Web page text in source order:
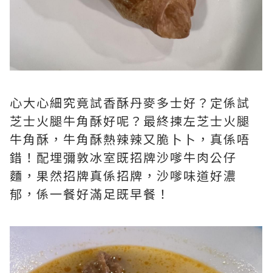
心大心細究竟試香酥丹麥多士好？定係試
芝士火腿牛角酥好呢？最終揀左芝士火腿
牛角酥，牛角酥熱辣辣又脆卜卜，真係唔
錯！配埋彌敦冰室既招牌沙嗲牛肉公仔
麵，果然招牌真係招牌，沙嗲味道好濃
郁，係一餐好滿足既早餐！